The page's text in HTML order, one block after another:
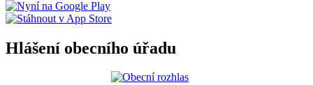
Hlášení obecního úřadu